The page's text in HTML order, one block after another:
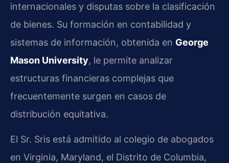
internacionales y disputas sobre la clasificación
de bienes. Su formación en contabilidad y
sistemas de información, obtenida en George
Mason University, le permite analizar
estructuras financieras complejas que
frecuentemente surgen en casos de
distribución equitativa.
El Sr. Sris está admitido al colegio de abogados
en Virginia, Maryland, el Distrito de Columbia,